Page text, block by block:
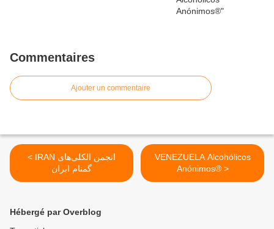
Commentaires
Ajouter un commentaire
< IRAN انجمن الکلی‌های
گمنام ایران
VENEZUELA Alcohólicos
Anónimos® >
Hébergé par Overblog